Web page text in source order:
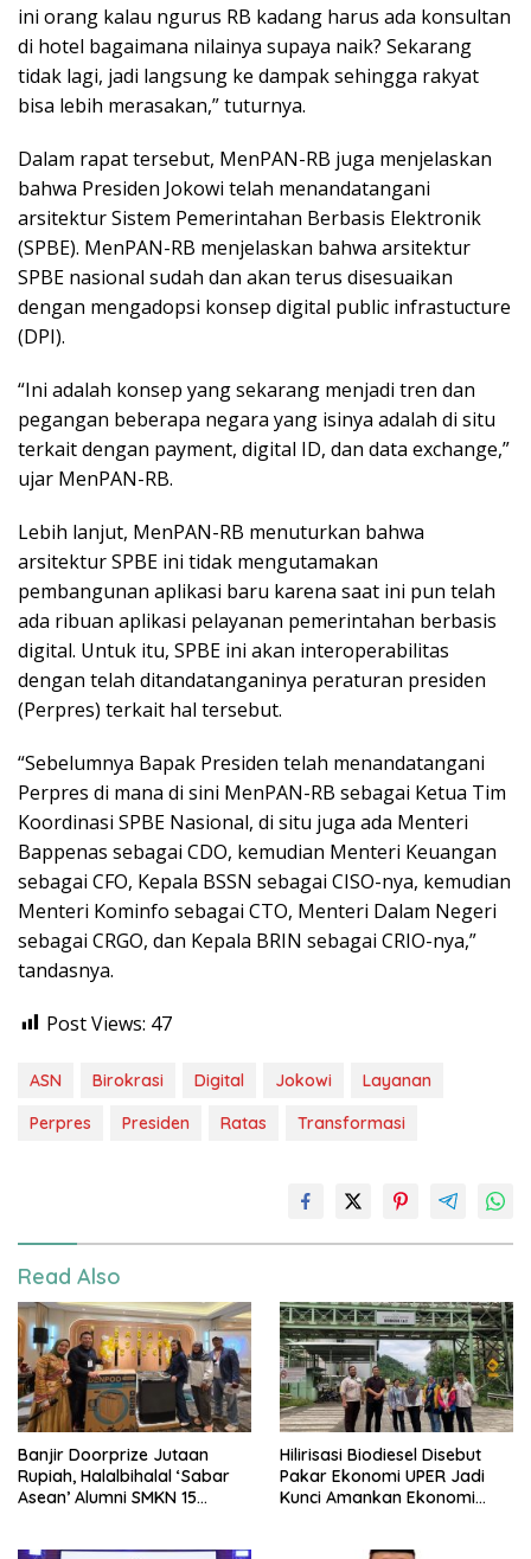
ini orang kalau ngurus RB kadang harus ada konsultan
di hotel bagaimana nilainya supaya naik? Sekarang
tidak lagi, jadi langsung ke dampak sehingga rakyat
bisa lebih merasakan,” tuturnya.
Dalam rapat tersebut, MenPAN-RB juga menjelaskan
bahwa Presiden Jokowi telah menandatangani
arsitektur Sistem Pemerintahan Berbasis Elektronik
(SPBE). MenPAN-RB menjelaskan bahwa arsitektur
SPBE nasional sudah dan akan terus disesuaikan
dengan mengadopsi konsep digital public infrastucture
(DPI).
“Ini adalah konsep yang sekarang menjadi tren dan
pegangan beberapa negara yang isinya adalah di situ
terkait dengan payment, digital ID, dan data exchange,”
ujar MenPAN-RB.
Lebih lanjut, MenPAN-RB menuturkan bahwa
arsitektur SPBE ini tidak mengutamakan
pembangunan aplikasi baru karena saat ini pun telah
ada ribuan aplikasi pelayanan pemerintahan berbasis
digital. Untuk itu, SPBE ini akan interoperabilitas
dengan telah ditandatanganinya peraturan presiden
(Perpres) terkait hal tersebut.
“Sebelumnya Bapak Presiden telah menandatangani
Perpres di mana di sini MenPAN-RB sebagai Ketua Tim
Koordinasi SPBE Nasional, di situ juga ada Menteri
Bappenas sebagai CDO, kemudian Menteri Keuangan
sebagai CFO, Kepala BSSN sebagai CISO-nya, kemudian
Menteri Kominfo sebagai CTO, Menteri Dalam Negeri
sebagai CRGO, dan Kepala BRIN sebagai CRIO-nya,”
tandasnya.
Post Views: 47
ASN Birokrasi Digital Jokowi
Layanan
Perpres
Presiden Ratas Transformasi
Read Also
Banjir Doorprize Jutaan
Rupiah, Halalbihalal ‘Sabar
Asean’ Alumni SMKN 15
Hilirisasi Biodiesel Disebut
Pakar Ekonomi UPER Jadi
Kunci Amankan Ekonomi